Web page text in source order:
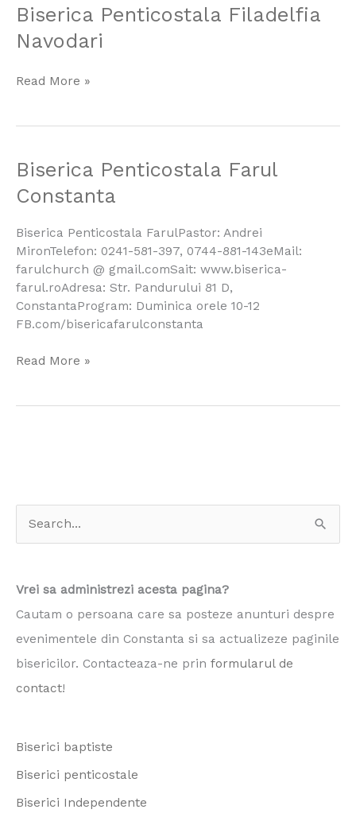
Biserica Penticostala Filadelfia
Navodari
Biserica
Filadelfia
Read More »
Biserica Penticostala Farul
Constanta
Biserica Penticostala FarulPastor: Andrei
MironTelefon: 0241-581-397, 0744-881-143eMail:
farulchurch @ gmail.comSait: www.biserica-
farul.roAdresa: Str. Pandurului 81 D,
ConstantaProgram: Duminica orele 10-12
FB.com/bisericafarulconstanta
Biserica
Farul
Read More »
:
Vrei sa administrezi acesta pagina?
Cautam o persoana care sa posteze anunturi despre
evenimentele din Constanta si sa actualizeze paginile
bisericilor. Contacteaza-ne prin formularul de
contact!
Biserici baptiste
Biserici penticostale
Biserici Independente